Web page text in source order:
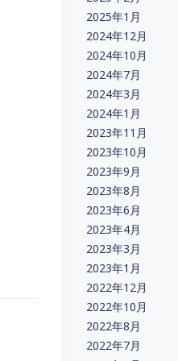
2025年1月
2024年12月
2024年10月
2024年7月
2024年3月
2024年1月
2023年11月
2023年10月
2023年9月
2023年8月
2023年6月
2023年4月
2023年3月
2023年1月
2022年12月
2022年10月
2022年8月
2022年7月